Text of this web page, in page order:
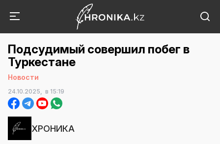
Подсудимый совершил побег в
Туркестане
Новости
24.10.2025, в 15:19
ХРОНИКА